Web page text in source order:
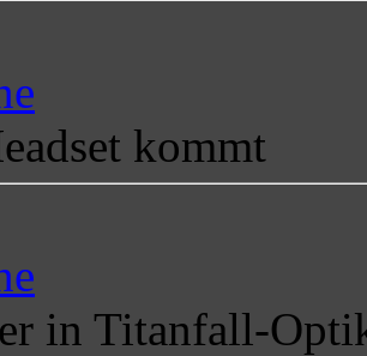
kommt
in Titanfall-